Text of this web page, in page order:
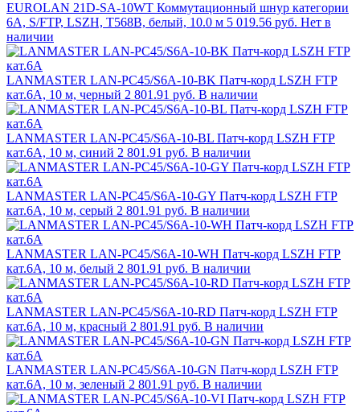
EUROLAN 21D-SA-10WT Коммутационный шнур категории
6A, S/FTP, LSZH, T568B, белый, 10.0 м 5 019.56 руб. Нет в
наличии
LANMASTER LAN-PC45/S6A-10-BK Патч-корд LSZH FTP
кат.6A, 10 м, черный 2 801.91 руб. В наличии
LANMASTER LAN-PC45/S6A-10-BL Патч-корд LSZH FTP
кат.6A, 10 м, синий 2 801.91 руб. В наличии
LANMASTER LAN-PC45/S6A-10-GY Патч-корд LSZH FTP
кат.6A, 10 м, серый 2 801.91 руб. В наличии
LANMASTER LAN-PC45/S6A-10-WH Патч-корд LSZH FTP
кат.6A, 10 м, белый 2 801.91 руб. В наличии
LANMASTER LAN-PC45/S6A-10-RD Патч-корд LSZH FTP
кат.6A, 10 м, красный 2 801.91 руб. В наличии
LANMASTER LAN-PC45/S6A-10-GN Патч-корд LSZH FTP
кат.6A, 10 м, зеленый 2 801.91 руб. В наличии